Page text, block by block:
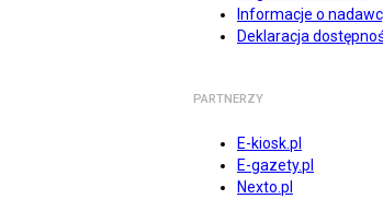
Informacje o
Deklaracja
PARTNERZY
E-kiosk.pl
E-gazety.pl
Nexto.pl